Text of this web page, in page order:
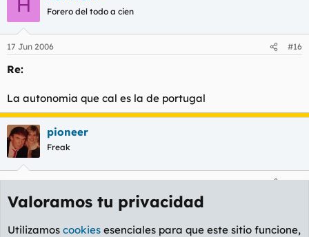
H Forero del todo a cien
17 Jun 2006 #16
Re:
La autonomia que cal es la de portugal
pioneer
Freak
17 Jun 2006 #17
Re: Referendum sobre el Estatuto de autonomia de
Valoramos tu privacidad
Utilizamos cookies esenciales para que este sitio funcione,